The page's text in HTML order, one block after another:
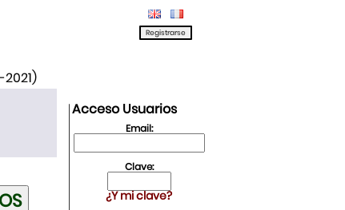
Acceso Usuarios
Email:
Clave:
¿Y mi clave?